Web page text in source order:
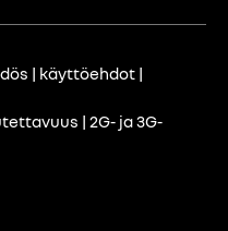
| käyttöehdot |
|2G- ja 3G-